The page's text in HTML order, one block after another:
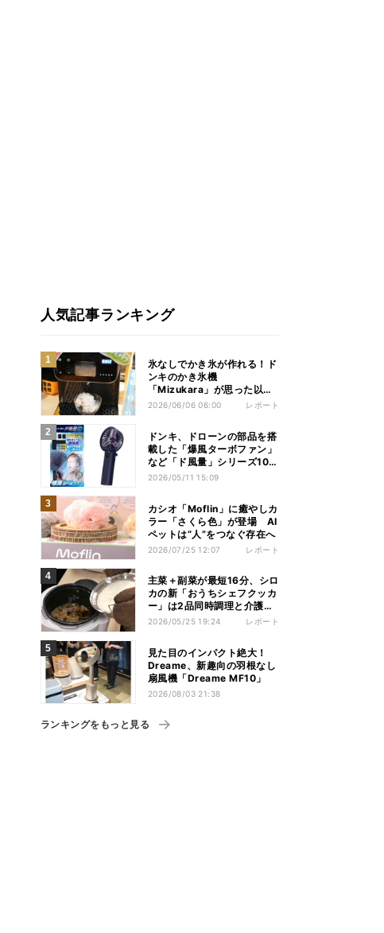
人気記事ランキング
氷なしでかき氷が作れる！ド
ンキのかき氷機
「Mizukara」が思った以上
に全部やってくれた
2026/06/06 06:00 レポート
ドンキ、ドローンの部品を搭
載した「爆風ターボファン」
など「ド風量」シリーズ10製
品
2026/05/11 15:09
カシオ「Moflin」に癒やしカ
ラー「さくら色」が登場 AI
ペットは“人”をつなぐ存在へ
2026/07/25 12:07 レポート
主菜＋副菜が最短16分、シロ
カの新「おうちシェフクッカ
ー」は2品同時調理と介護食
に注目
2026/05/25 19:24 レポート
見た目のインパクト絶大！
Dreame、新趣向の羽根なし
扇風機「Dreame MF10」
2026/08/03 21:38
ランキングをもっと見る